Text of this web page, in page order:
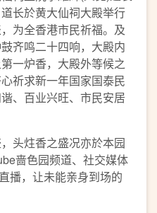
长於黄大仙祠大殿举行
为全香港市民祈福。及
齐鸣二十四响，大殿内
一炉香，大殿外等候之
祈求新一年国家国泰民
、百业兴旺、市民安居
头炷香之盛况亦於本园
啬色园频道、社交媒体
播，让未能亲身到场的